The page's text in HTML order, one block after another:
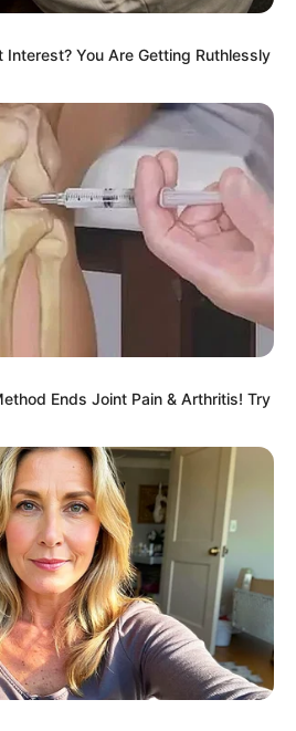
While Kissing Each Other
Say Memory Loss Isn't Age:
3 Beverages
You Are Getting Ruthlessly
Ends Joint Pain & Arthritis! Try